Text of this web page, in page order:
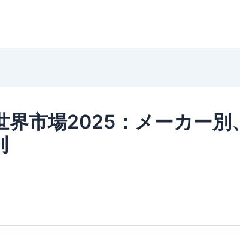
市場2025：メーカー別、